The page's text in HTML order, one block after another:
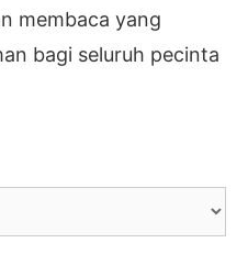
membaca yang
bagi seluruh pecinta